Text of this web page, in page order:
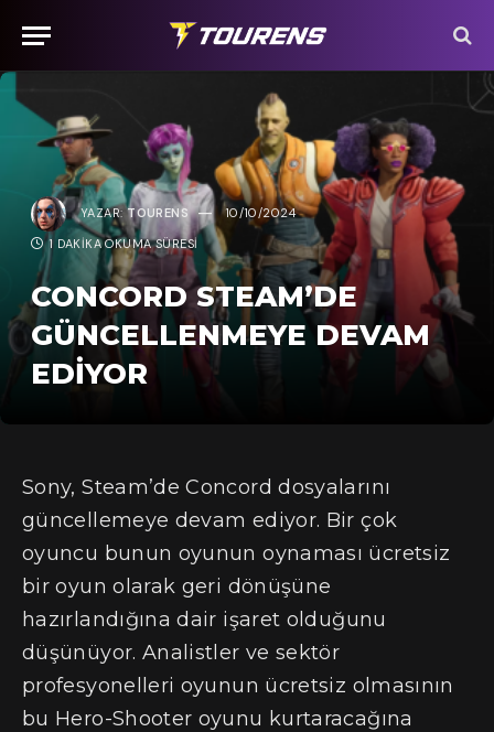
YAZAR: TOURENS 10/10/2024
1 DAKIKA OKUMA SÜRESI
CONCORD STEAM’DE
GÜNCELLENMEYE DEVAM
EDIYOR
Sony, Steam’de Concord dosyalarını
güncellemeye devam ediyor. Bir çok
oyuncu bunun oyunun oynaması ücretsiz
bir oyun olarak geri dönüşüne
hazırlandığına dair işaret olduğunu
düşünüyor. Analistler ve sektör
profesyonelleri oyunun ücretsiz olmasının
bu Hero-Shooter oyunu kurtaracağına